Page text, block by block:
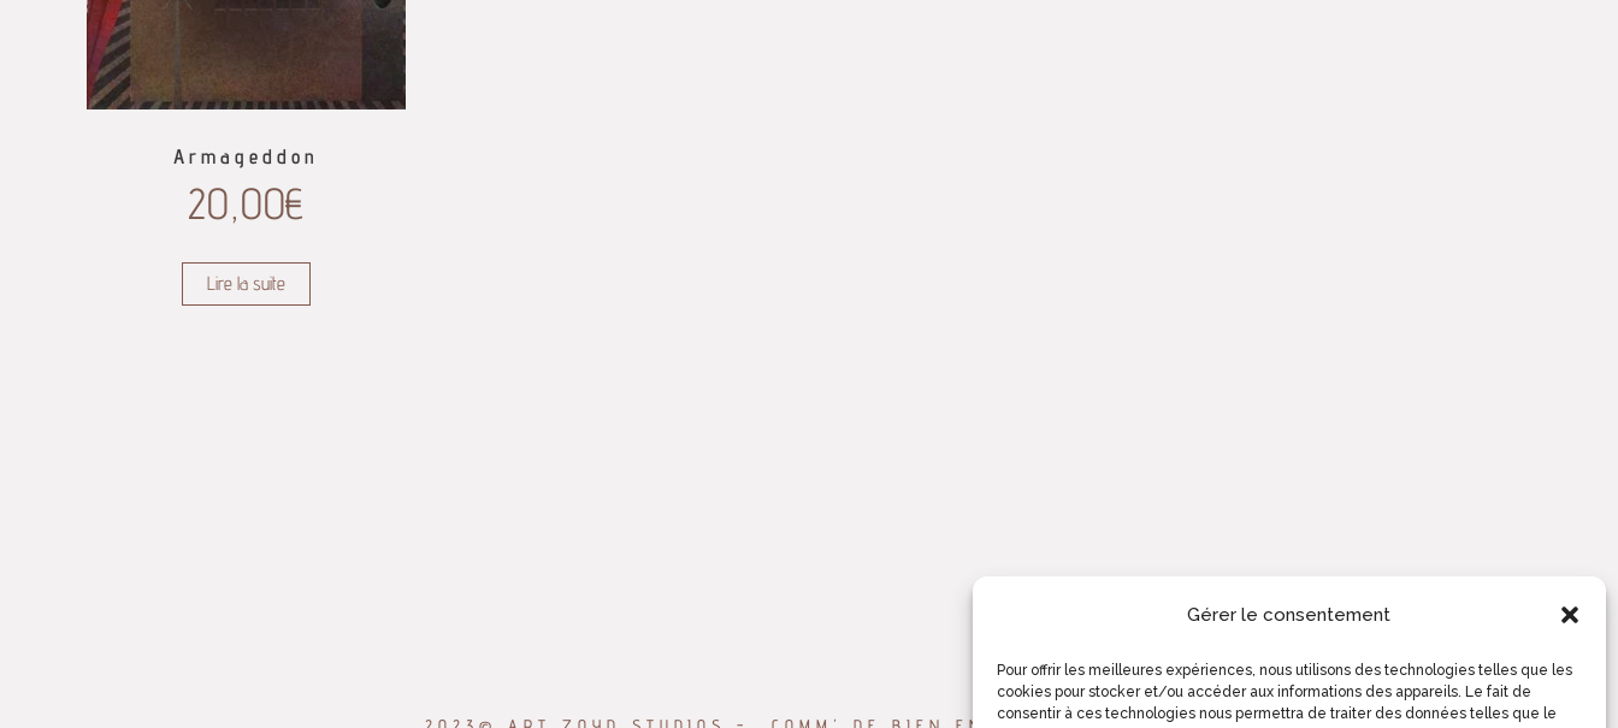
Gérer le consentement
Pour offrir les meilleures expériences, nous utilisons des technologies telles que les
cookies pour stocker et/ou accéder aux informations des appareils. Le fait de
consentir à ces technologies nous permettra de traiter des données telles que le
Armageddon
20,00€
Lire la suite